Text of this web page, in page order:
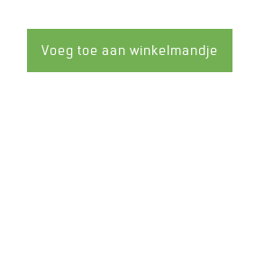
met
met
Voeg toe aan winkelmandje